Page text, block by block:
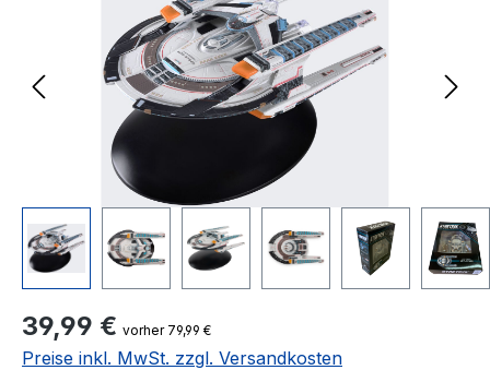
Regulärer Preis:
39,99 € vorher 79,99 €
Preise inkl. MwSt. zzgl. Versandkosten